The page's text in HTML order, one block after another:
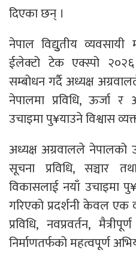
दिएका छन् ।
नेपाल विद्युुतीय
ईलेक्टो टेक एक्स्पो
सम्बोधन गर्दै अध्यक्ष अग्रवालले
नेपालमा प्रविधि, ऊर्जा
उचाइमा पु¥याउने विश्वास
अध्यक्ष अग्रवालले नेपालको
सूचना प्रविधि, सञ्चार
विकासलाई नयाँ उचाइमा
गरिएको प्रदर्शनी केवल एक
प्रविधि, नवप्रवर्तन,
निर्माणतर्फको महत्वपूर्ण